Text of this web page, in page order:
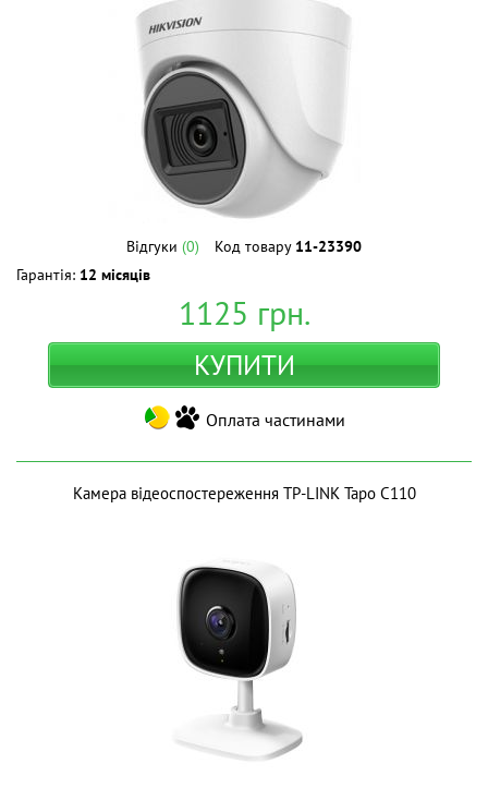
Відгуки (0) Код товару 11-23390
Гарантія: 12 місяців
1125 грн.
КУПИТИ
Оплата частинами
Камера відеоспостереження TP-LINK Tapo C110